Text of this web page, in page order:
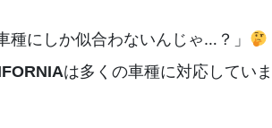
種にしか似合わないんじゃ…？」
は多くの車種に対応していま